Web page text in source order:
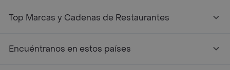
Top Marcas y Cadenas de Restaurantes
Encuéntranos en estos países